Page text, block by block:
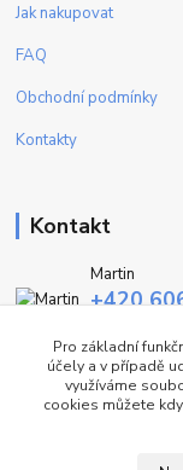
Jak nakupovat
FAQ
Obchodní podmínky
Kontakty
Kontakt
Martin
+420
Pro základní
účely a v případě
využíváme
cookies můžete